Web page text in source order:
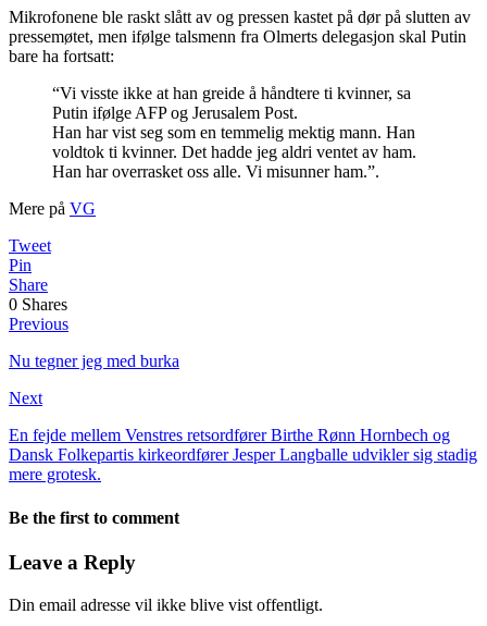
Mikrofonene ble raskt slått av og pressen kastet på dør på slutten av
pressemøtet, men ifølge talsmenn fra Olmerts delegasjon skal Putin
bare ha fortsatt:
“Vi visste ikke at han greide å håndtere ti kvinner, sa
Putin ifølge AFP og Jerusalem Post.
Han har vist seg som en temmelig mektig mann. Han
voldtok ti kvinner. Det hadde jeg aldri ventet av ham.
Han har overrasket oss alle. Vi misunner ham.”.
Mere på VG
Tweet
Pin
Share
0 Shares
Previous
Nu tegner jeg med burka
Next
En fejde mellem Venstres retsordfører Birthe Rønn Hornbech og
Dansk Folkepartis kirkeordfører Jesper Langballe udvikler sig stadig
mere grotesk.
Be the first to comment
Leave a Reply
Din email adresse vil ikke blive vist offentligt.